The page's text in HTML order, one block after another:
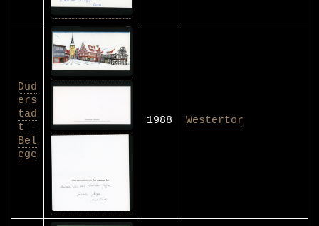
Dud
ers
tad
t -
Bel
ege
1988 Westertor